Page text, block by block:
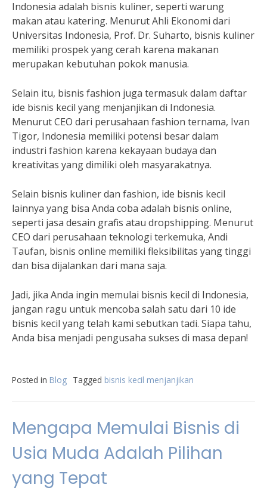
Indonesia adalah bisnis kuliner, seperti warung
makan atau katering. Menurut Ahli Ekonomi dari
Universitas Indonesia, Prof. Dr. Suharto, bisnis kuliner
memiliki prospek yang cerah karena makanan
merupakan kebutuhan pokok manusia.
Selain itu, bisnis fashion juga termasuk dalam daftar
ide bisnis kecil yang menjanjikan di Indonesia.
Menurut CEO dari perusahaan fashion ternama, Ivan
Tigor, Indonesia memiliki potensi besar dalam
industri fashion karena kekayaan budaya dan
kreativitas yang dimiliki oleh masyarakatnya.
Selain bisnis kuliner dan fashion, ide bisnis kecil
lainnya yang bisa Anda coba adalah bisnis online,
seperti jasa desain grafis atau dropshipping. Menurut
CEO dari perusahaan teknologi terkemuka, Andi
Taufan, bisnis online memiliki fleksibilitas yang tinggi
dan bisa dijalankan dari mana saja.
Jadi, jika Anda ingin memulai bisnis kecil di Indonesia,
jangan ragu untuk mencoba salah satu dari 10 ide
bisnis kecil yang telah kami sebutkan tadi. Siapa tahu,
Anda bisa menjadi pengusaha sukses di masa depan!
Posted in Blog Tagged bisnis kecil menjanjikan
Mengapa Memulai Bisnis di
Usia Muda Adalah Pilihan
yang Tepat